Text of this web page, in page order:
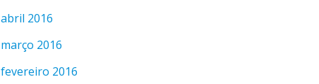
abril 2016
março 2016
fevereiro 2016